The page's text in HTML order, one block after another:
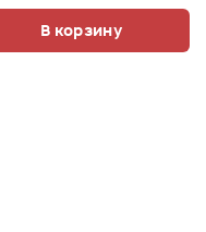
В корзину